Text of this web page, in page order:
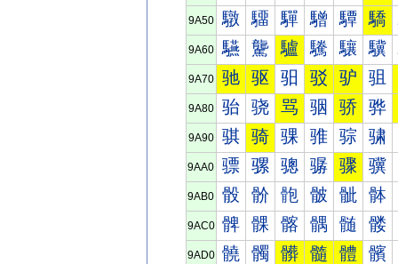
9A50 驐 驑 驒 驓 驔 驕
9A60 驠 驡 驢 驣 驤 驥
9A70 驰 驱 驲 驳 驴 驵
9A80 骀 骁 骂 骃 骄 骅
9A90 骐 骑 骒 骓 骔 骕
9AA0 骠 骡 骢 骣 骤 骥
9AB0 骰 骱 骲 骳 骴 骵
9AC0 髀 髁 髂 髃 髄 髅
9AD0 髐 髑 髒 髓 體 髕